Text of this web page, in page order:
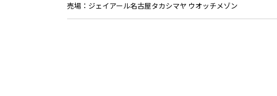
売場： ジェイアール名古屋タカシマヤ ウオッチメゾン